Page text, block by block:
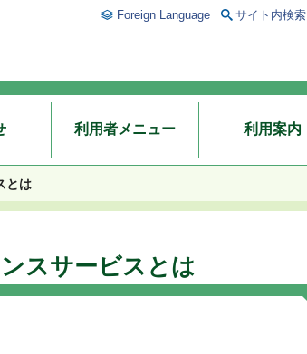
Foreign Language サイト内検索
利用者メニュー 利用案内
とは
スサービスとは